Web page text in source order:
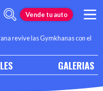
Vende tu auto
revive las Gymkhanas con el
GALERIAS